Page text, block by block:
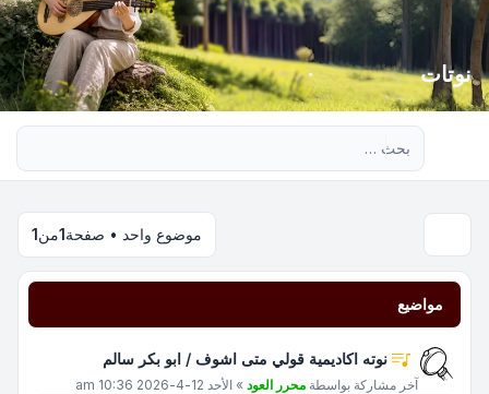
نوتات
موضوع واحد • صفحة1من1
مواضيع
نوته اكاديمية قولي متى اشوف / ابو بكر سالم
آخر مشاركة بواسطة محرر العود » الأحد 12-4-2026 10:36 am